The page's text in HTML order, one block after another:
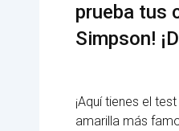
prueba tus
Simpson!
¡Aquí tienes el
amarilla más